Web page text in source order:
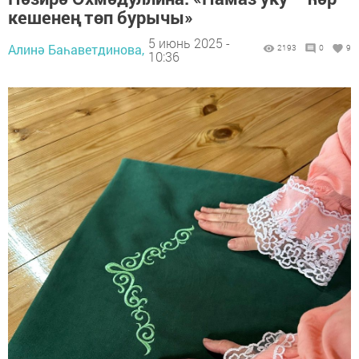
кешенең төп бурычы»
Алинә Баһаветдинова, 5 июнь 2025 -
10:36
2193 0 9